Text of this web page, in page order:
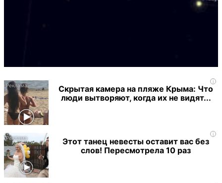
i
Скрытая камера на пляже Крыма: Что
люди вытворяют, когда их не видят...
i
Этот танец невесты оставит вас без
слов! Пересмотрела 10 раз